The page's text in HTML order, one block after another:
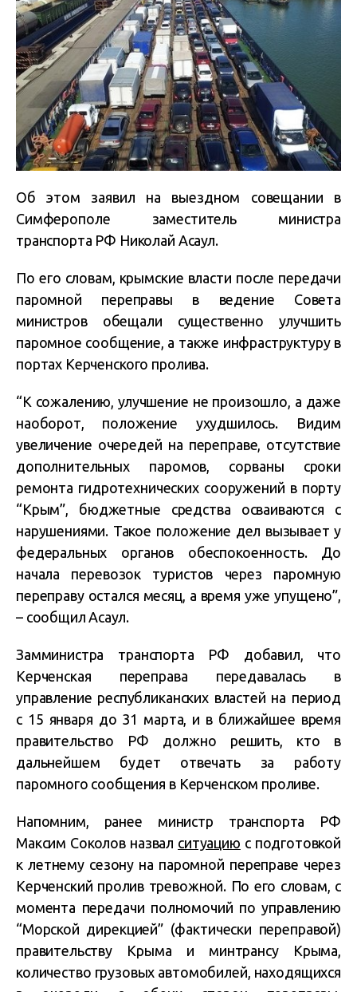
Об этом заявил на выездном совещании в
Симферополе заместитель министра
транспорта РФ Николай Асаул.
По его словам, крымские власти после передачи
паромной переправы в ведение Совета
министров обещали существенно улучшить
паромное сообщение, а также инфраструктуру в
портах Керченского пролива.
“К сожалению, улучшение не произошло, а даже
наоборот, положение ухудшилось. Видим
увеличение очередей на переправе, отсутствие
дополнительных паромов, сорваны сроки
ремонта гидротехнических сооружений в порту
“Крым”, бюджетные средства осваиваются с
нарушениями. Такое положение дел вызывает у
федеральных органов обеспокоенность. До
начала перевозок туристов через паромную
переправу остался месяц, а время уже упущено”,
– сообщил Асаул.
Замминистра транспорта РФ добавил, что
Керченская переправа передавалась в
управление республиканских властей на период
с 15 января до 31 марта, и в ближайшее время
правительство РФ должно решить, кто в
дальнейшем будет отвечать за работу
паромного сообщения в Керченском проливе.
Напомним, ранее министр транспорта РФ
Максим Соколов назвал ситуацию с подготовкой
к летнему сезону на паромной переправе через
Керченский пролив тревожной. По его словам, с
момента передачи полномочий по управлению
“Морской дирекцией” (фактически переправой)
правительству Крыма и минтрансу Крыма,
количество грузовых автомобилей, находящихся